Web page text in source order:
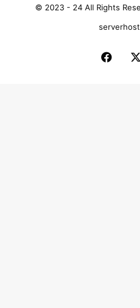
© 2023 - 24 All Rights